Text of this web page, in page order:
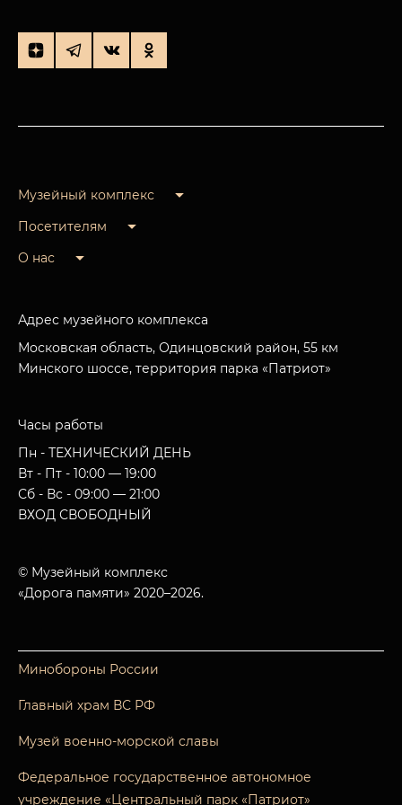
Музейный комплекс
Посетителям
О нас
Адрес музейного комплекса
Московская область, Одинцовский район, 55 км
Минского шоссе, территория парка «Патриот»
Часы работы
Пн - ТЕХНИЧЕСКИЙ ДЕНЬ
Вт - Пт - 10:00 — 19:00
Сб - Вс - 09:00 — 21:00
ВХОД СВОБОДНЫЙ
© Музейный комплекс
«Дорога памяти» 2020–2026.
Минобороны России
Главный храм ВС РФ
Музей военно-морской славы
Федеральное государственное автономное
учреждение «Центральный парк «Патриот»